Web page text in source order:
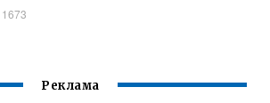
1673
Реклама